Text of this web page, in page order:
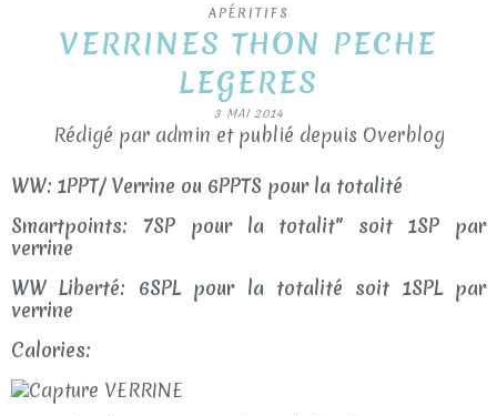
APÉRITIFS
VERRINES THON PECHE
LEGERES
3 MAI 2014
Rédigé par admin et publié depuis Overblog
WW: 1PPT/ Verrine ou 6PPTS pour la totalité
Smartpoints: 7SP pour la totalit" soit 1SP par
verrine
WW Liberté: 6SPL pour la totalité soit 1SPL par
verrine
Calories: